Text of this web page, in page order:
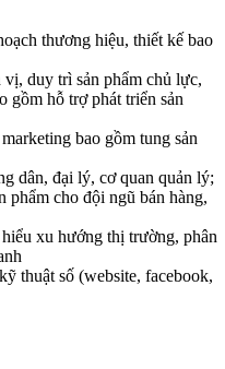
thương hiệu, thiết kế bao
duy trì sản phẩm chủ lực,
gồm hỗ trợ phát triển sản
bao gồm tung sản
dân, đại lý, cơ quan quản lý;
phẩm cho đội ngũ bán hàng,
xu hướng thị trường, phân
thuật số (website, facebook,